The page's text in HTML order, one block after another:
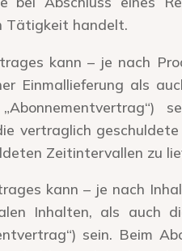
Tätigkeit handelt.
kann – je nach
Einmallieferung als
vertraglich
Zeitintervallen zu
kann – je nach
Inhalten, als auch
sein. Beim